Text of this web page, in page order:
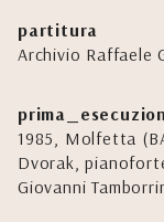
partitura
Archivio Raffaele
1985, Molfetta
Dvorak,
Giovanni